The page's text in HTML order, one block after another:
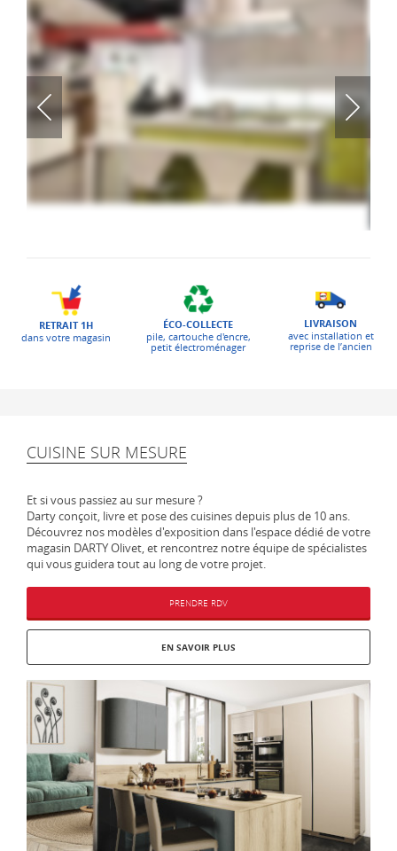
RETRAIT 1H
dans votre magasin
ÉCO-COLLECTE
pile, cartouche d'encre,
petit électroménager
LIVRAISON
avec installation et
reprise de l’ancien
CUISINE SUR MESURE
Et si vous passiez au sur mesure ?
Darty conçoit, livre et pose des cuisines depuis plus de 10 ans.
Découvrez nos modèles d'exposition dans l'espace dédié de votre
magasin DARTY Olivet, et rencontrez notre équipe de spécialistes
qui vous guidera tout au long de votre projet.
PRENDRE RDV
EN SAVOIR PLUS